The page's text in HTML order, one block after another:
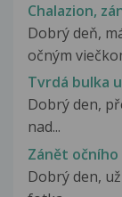
Chalazion,
Dobrý deň,
očným
Tvrdá bulka
Dobrý den,
nad...
Zánět očního
Dobrý den,